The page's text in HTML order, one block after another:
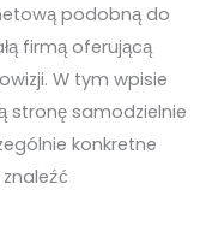
podobną do
firmą oferującą
W tym wpisie
stronę samodzielnie
konkretne